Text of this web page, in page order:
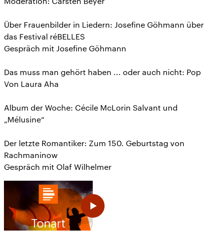
Über Frauenbilder in Liedern: Josefine Göhmann über
das Festival réBELLES
Gespräch mit Josefine Göhmann
Das muss man gehört haben ... oder auch nicht: Pop
Von Laura Aha
Album der Woche: Cécile McLorin Salvant und
„Mélusine“
Der letzte Romantiker: Zum 150. Geburtstag von
Rachmaninow
Gespräch mit Olaf Wilhelmer